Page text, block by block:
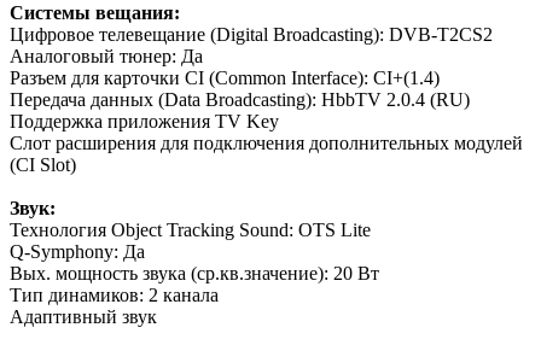
Системы вещания:
Цифровое телевещание (Digital Broadcasting): DVB-T2CS2
Аналоговый тюнер: Да
Разъем для карточки CI (Common Interface): CI+(1.4)
Передача данных (Data Broadcasting): HbbTV 2.0.4 (RU)
Поддержка приложения TV Key
Cлот расширения для подключения дополнительных модулей
(CI Slot)
Звук:
Технология Object Tracking Sound: OTS Lite
Q-Symphony: Да
Вых. мощность звука (ср.кв.значение): 20 Вт
Тип динамиков: 2 канала
Адаптивный звук